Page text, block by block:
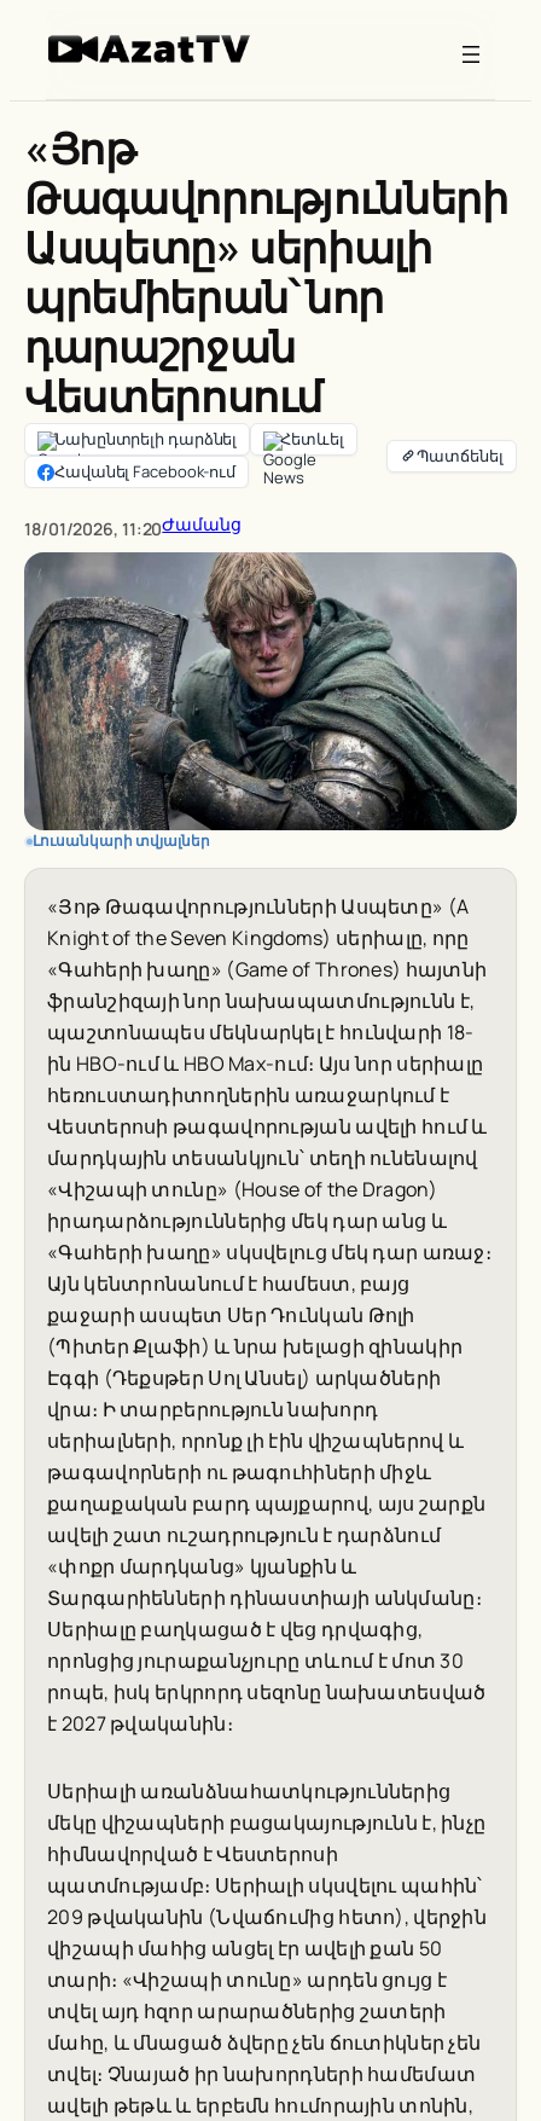
«Յոթ
Թագավորությունների
Ասպետը» սերիալի
պրեմիերան՝ նոր
դարաշրջան
Վեստերոսում
Նախընտրելի դարձնել
Հետևել
Հավանել Facebook-ում
18/01/2026, 11:20Ժամանց
Լուսանկարի տվյալներ
«Յոթ Թագավորությունների Ասպետը» (A
Knight of the Seven Kingdoms) սերիալը, որը
«Գահերի խաղը» (Game of Thrones) հայտնի
ֆրանշիզայի նոր նախապատմությունն է,
պաշտոնապես մեկնարկել է հունվարի 18-
ին HBO-ում և HBO Max-ում։ Այս նոր սերիալը
հեռուստադիտողներին առաջարկում է
Վեստերոսի թագավորության ավելի հում և
մարդկային տեսանկյուն՝ տեղի ունենալով
«Վիշապի տունը» (House of the Dragon)
իրադարձություններից մեկ դար անց և
«Գահերի խաղը» սկսվելուց մեկ դար առաջ։
Այն կենտրոնանում է համեստ, բայց
քաջարի ասպետ Սեր Դունկան Թոլի
(Պիտեր Քլաֆի) և նրա խելացի զինակիր
Էգգի (Դեքսթեր Սոլ Անսել) արկածների
վրա։ Ի տարբերություն նախորդ
սերիալների, որոնք լի էին վիշապներով և
թագավորների ու թագուհիների միջև
քաղաքական բարդ պայքարով, այս շարքն
ավելի շատ ուշադրություն է դարձնում
«փոքր մարդկանց» կյանքին և
Տարգարիենների դինաստիայի անկմանը։
Սերիալը բաղկացած է վեց դրվագից,
որոնցից յուրաքանչյուրը տևում է մոտ 30
րոպե, իսկ երկրորդ սեզոնը նախատեսված
է 2027 թվականին։
Սերիալի առանձնահատկություններից
մեկը վիշապների բացակայությունն է, ինչը
հիմնավորված է Վեստերոսի
պատմությամբ։ Սերիալի սկսվելու պահին՝
209 թվականին (Նվաճումից հետո), վերջին
վիշապի մահից անցել էր ավելի քան 50
տարի։ «Վիշապի տունը» արդեն ցույց է
տվել այդ հզոր արարածներից շատերի
մահը, և մնացած ձվերը չեն ճուտիկներ չեն
տվել։ Չնայած իր նախորդների համեմատ
ավելի թեթև և երբեմն հումորային տոնին,